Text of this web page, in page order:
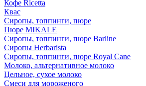
Кофе Ricetta
Квас
Сиропы, топпинги, пюре
Пюре MIKALE
Сиропы, топпинги, пюре Barline
Сиропы Herbarista
Сиропы, топпинги, пюре Royal Cane
Молоко, альтернативное молоко
Цельное, сухое молоко
Смеси для мороженого